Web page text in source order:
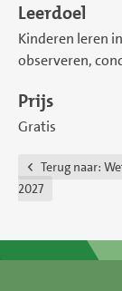
Leerdoel
Kinderen leren
observeren,
Prijs
Gratis
Terug naar:
2027